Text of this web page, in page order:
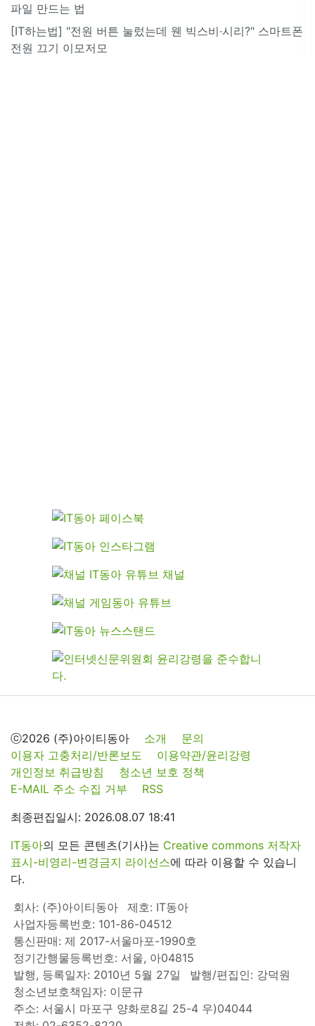
파일 만드는 법
[IT하는법] "전원 버튼 눌렀는데 웬 빅스비·시리?" 스마트폰
전원 끄기 이모저모
ⓒ2026 (주)아이티동아 소개
문의
이용자 고충처리/반론보도
이용약관/윤리강령
개인정보 취급방침
청소년 보호 정책
E-MAIL 주소 수집 거부
RSS
최종편집일시: 2026.08.07 18:41
IT동아의 모든 콘텐츠(기사)는 Creative commons 저작자
표시-비영리-변경금지 라이선스에 따라 이용할 수 있습니
다.
회사: (주)아이티동아
제호: IT동아
사업자등록번호: 101-86-04512
통신판매: 제 2017-서울마포-1990호
정기간행물등록번호: 서울, 아04815
발행, 등록일자: 2010년 5월 27일
발행/편집인: 강덕원
청소년보호책임자: 이문규
주소: 서울시 마포구 양화로8길 25-4 우)04044